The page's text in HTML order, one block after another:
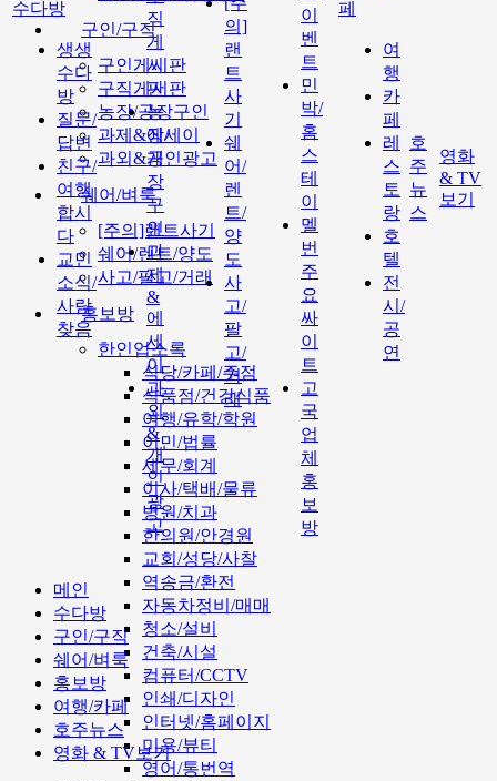
구인/구직
구인게시판
구직게시판
농장/공장구인
과제&에세이
과외&개인광고
쉐어/벼룩
[주의]랜트사기
쉐어/렌트/양도
사고/팔고/거래
홍보방
한인업소록
식당/카페/주점
식품점/건강식품
여행/유학/학원
이민/법률
세무/회계
이사/택배/물류
병원/치과
한의원/안경원
교회/성당/사찰
역송금/환전
자동차정비/매매
청소/설비
건축/시설
컴퓨터/CCTV
인쇄/디자인
인터넷/홈페이지
미용/뷰티
영어/통번역
수다방
생생
수다
방
질문/
답변
친구/
여행
합시
다
교민
소식/
사람
찾음
직
게
시
판
농
장/
공
장
구
인
과
제
&
에
세
이
과
외
&
개
인
광
고
의]
랜
트
사
기
쉐
어/
렌
트/
양
도
사
고/
팔
고/
거
래
이
벤
트
민
박/
홈
스
테
이
멜
번
주
요
싸
이
트
고
국
업
체
홍
보
방
페
여
행
카
페
레
스
토
랑
호
텔
전
시/
공
연
호
주
뉴
스
영화
& TV
보기
메인
수다방
구인/구직
쉐어/벼룩
홍보방
여행/카페
호주뉴스
영화 & TV보기